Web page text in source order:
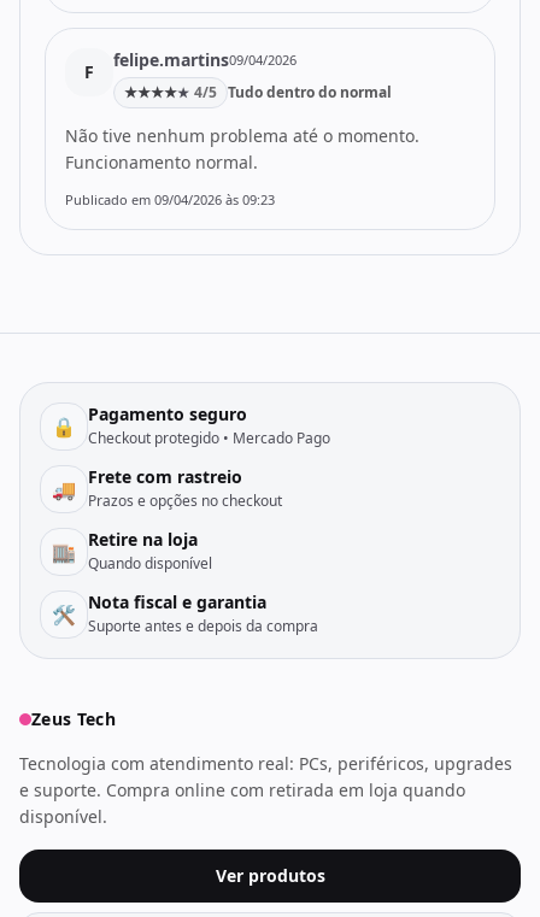
F
felipe.martins09/04/2026
★★★★★ 4/5 Tudo dentro do normal
Não tive nenhum problema até o momento.
Funcionamento normal.
Publicado em 09/04/2026 às 09:23
🔒 Pagamento seguro
Checkout protegido • Mercado Pago
🚚 Frete com rastreio
Prazos e opções no checkout
🏬 Retire na loja
Quando disponível
🛠️ Nota fiscal e garantia
Suporte antes e depois da compra
Zeus Tech
Tecnologia com atendimento real: PCs, periféricos, upgrades
e suporte. Compra online com retirada em loja quando
disponível.
Ver produtos